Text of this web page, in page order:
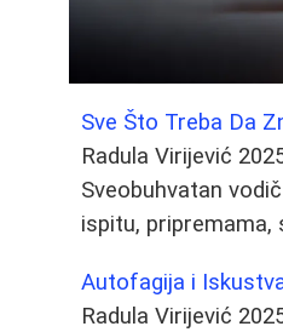
Sve Što Treba Da
Radula Virijević
Sveobuhvatan
ispitu, pripremama,
Autofagija i
Radula Virijević